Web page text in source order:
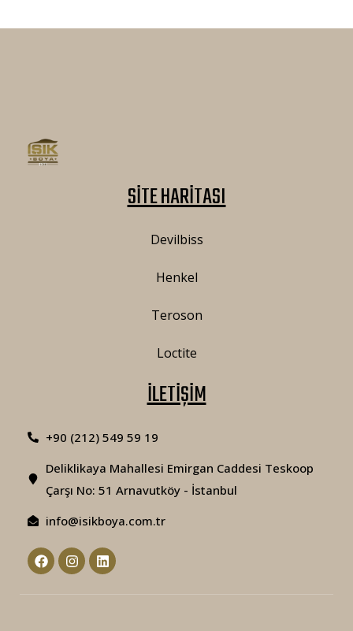
SİTE HARİTASI
Devilbiss
Henkel
Teroson
Loctite
İLETİŞİM
+90 (212) 549 59 19
Deliklikaya Mahallesi Emirgan Caddesi Teskoop
Çarşı No: 51 Arnavutköy - İstanbul
info@isikboya.com.tr